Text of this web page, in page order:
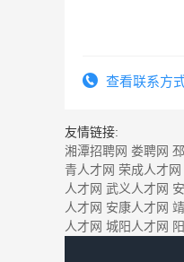
查看联系方
友情链接:
湘潭招聘网 娄聘网
青人才网 荣成人才网
人才网 武义人才网
人才网 安康人才网
人才网 城阳人才网